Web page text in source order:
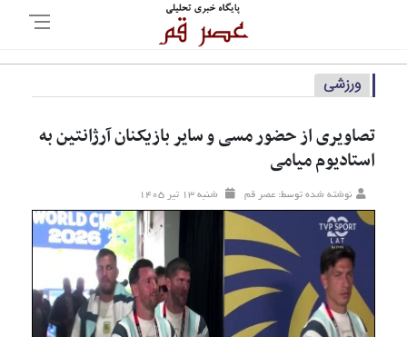
ورزشی
تصاویری از حضور مسی و سایر بازیکنان آرژانتین به
استادیوم میامی
نوشته شده توسط: عصر قم شنبه ۱۳ تير ۱۴۰۵